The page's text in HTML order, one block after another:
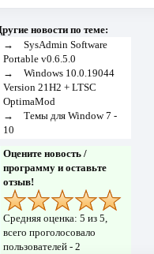
новости по теме:
→ SysAdmin Software
Portable v0.6.5.0
→ Windows 10.0.19044
Version 21H2 + LTSC
OptimaMod
→ Темы для Window 7 -
10
Оцените новость /
программу и оставьте
отзыв!
Средняя оценка: 5 из 5,
всего проголосовало
пользователей - 2